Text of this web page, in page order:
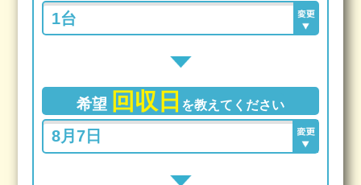
希望 回収日 を教えてください